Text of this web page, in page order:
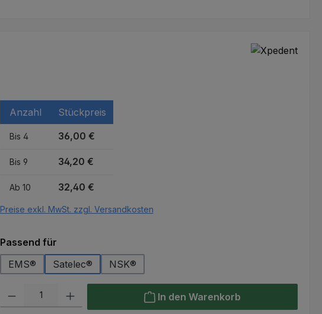
Anzahl Stückpreis
Bis 4 36,00 €
Bis 9 34,20 €
Ab 10 32,40 €
Preise exkl. MwSt. zzgl. Versandkosten
Passend fürauswählen
EMS®
Satelec® NSK®
Produkt Anzahl: Gib den gewünschten Wert ein oder benutze die Schaltflächen
In den Warenkorb